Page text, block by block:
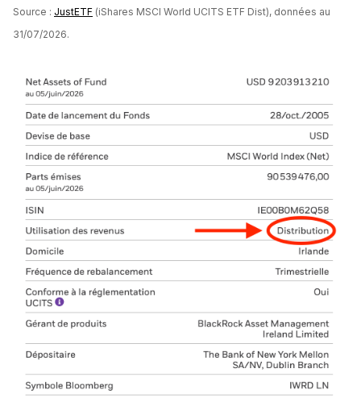
Source : JustETF (iShares MSCI World UCITS ETF Dist), données au
31/07/2026.